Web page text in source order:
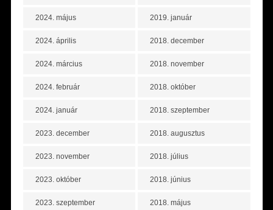
2024. május
2024. április
2024. március
2024. február
2024. január
2023. december
2023. november
2023. október
2023. szeptember
2019. január
2018. december
2018. november
2018. október
2018. szeptember
2018. augusztus
2018. július
2018. június
2018. május